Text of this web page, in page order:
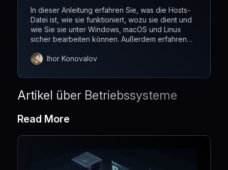
In dieser Anleitung erfahren Sie, was die Hosts-
Datei ist, wie sie funktioniert, wozu sie dient und
wie Sie sie unter Windows, macOS und Linux
sicher bearbeiten können. Außerdem erfahren
Datei beheben und sicherstellen können, dass
Ihor Konovalov
Artikel über Betriebssysteme
Read More